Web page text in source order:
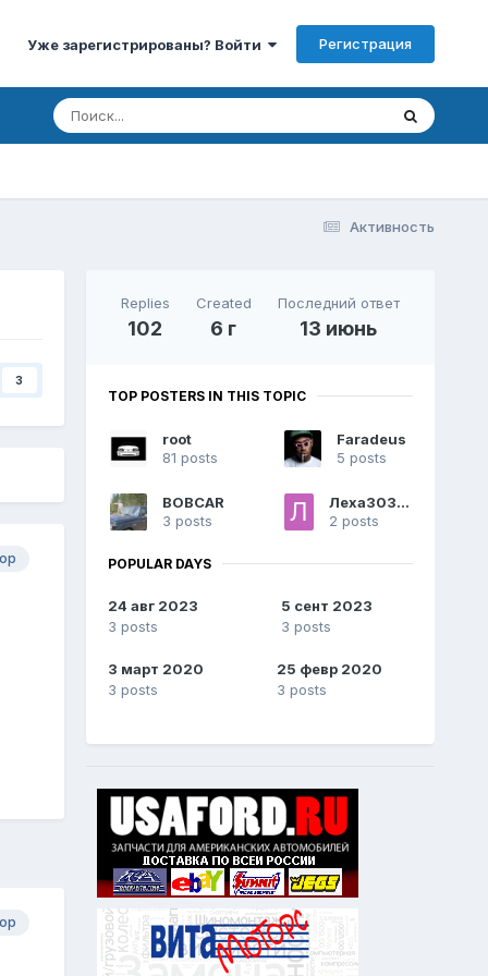
Уже зарегистрированы? Войти Регистрация
Активность
3
Replies
102
Created
6 г
Последний ответ
13 июнь
TOP POSTERS IN THIS TOPIC
root
81 posts
Faradeus
5 posts
BOBCAR
3 posts
Леха3031987
2 posts
POPULAR DAYS
24 авг 2023
3 posts
5 сент 2023
3 posts
3 март 2020
3 posts
25 февр 2020
3 posts